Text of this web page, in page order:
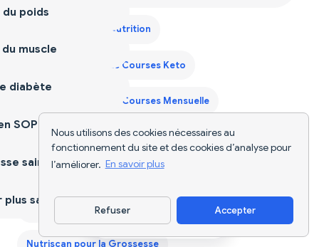
Nous utilisons des cookies nécessaires au
fonctionnement du site et des cookies d’analyse pour
l’améliorer. En savoir plus
Refuser Accepter
Diet Supplements Nutrition
Générateur Liste de Courses Keto
Générateur Liste de Courses Mensuelle
Guide Protéines Deuxième Trimestre
Guide Protéines Premier Trimestre
Guide Protéines Troisième Trimestre
Nutriscan pour la Grossesse
Télécharger l'appli
poids
muscle
diabète
SOPK
saine
sain